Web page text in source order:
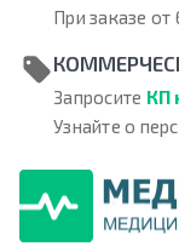
При заказе от
Запросите КП
Узнайте о